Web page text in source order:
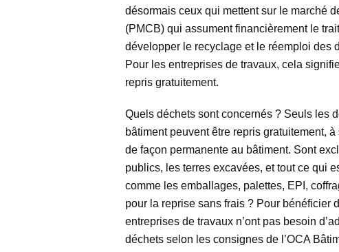
désormais ceux qui mettent sur le marché
(PMCB) qui assument financièrement le
développer le recyclage et le réemploi des
Pour les entreprises de travaux, cela
repris gratuitement.
Quels déchets sont concernés ? Seuls les
bâtiment peuvent être repris gratuitement,
de façon permanente au bâtiment. Sont
publics, les terres excavées, et tout ce qui
comme les emballages, palettes, EPI,
pour la reprise sans frais ? Pour bénéficier
entreprises de travaux n’ont pas besoin
déchets selon les consignes de l’OCA